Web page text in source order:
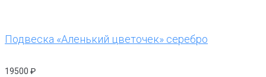
Подвеска «Аленький цветочек» серебро
19500 ₽